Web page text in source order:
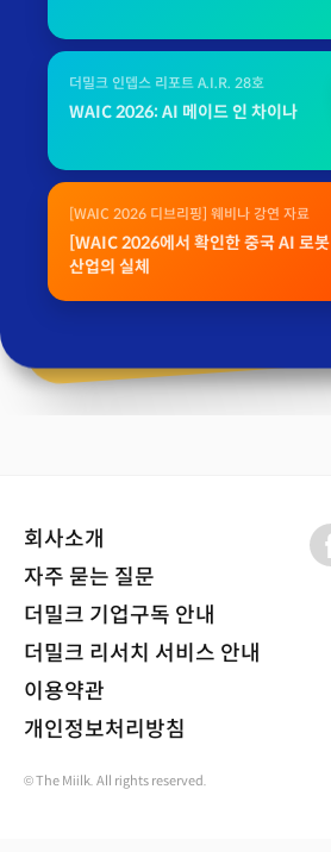
더밀크 인뎁스 리포트 A.I.R. 28호
WAIC 2026: AI 메이드 인 차이나
[WAIC 2026 디브리핑] 웨비나 강연 자료
[WAIC 2026에서 확인한 중국 AI 로봇
산업의 실체
회사소개
자주 묻는 질문
더밀크 기업구독 안내
더밀크 리서치 서비스 안내
이용약관
개인정보처리방침
© The Miilk. All rights reserved.